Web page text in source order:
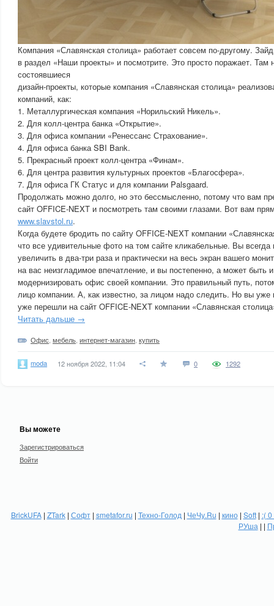
Компания «Славянская столица» работает совсем по-другому.
в раздел «Наши проекты» и посмотрите. Это просто поражает.
состоявшиеся
дизайн-проекты, которые компания «Славянская столица»
компаний, как:
1. Металлургическая компания «Норильский Никель».
2. Для колл-центра банка «Открытие».
3. Для офиса компании «Ренессанс Страхование».
4. Для офиса банка SBI Bank.
5. Прекрасный проект колл-центра «Финам».
6. Для центра развития культурных проектов «Благосфера».
7. Для офиса ГК Статус и для компании Palsgaard.
Продолжать можно долго, но это бессмысленно, потому что вам
сайт OFFICE-NEXT и посмотреть там своими глазами. Вот вам
www.slavstol.ru.
Когда будете бродить по сайту OFFICE-NEXT компании
что все удивительные фото на том сайте кликабельные. Вы
увеличить в два-три раза и практически на весь экран вашего
на вас неизгладимое впечатление, и вы постепенно, а может быть
модернизировать офис своей компании. Это правильный путь,
лицо компании. А, как известно, за лицом надо следить. Но вы уже
уже перешли на сайт OFFICE-NEXT компании «Славянская
Читать дальше →
Офис мебель интернет-магазин купить
moda 12 ноября 2022, 11:04 0 1292
Вы можете
Зарегистрироваться
Войти
BrickUFA| ZTark| Софт| smetafor.ru | Техно-Голод | ЧеЧу.Ru | кино| Soft| :(
РУша | |